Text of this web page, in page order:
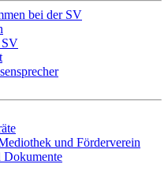
bei der SV
SV
und Förderverein
Dokumente